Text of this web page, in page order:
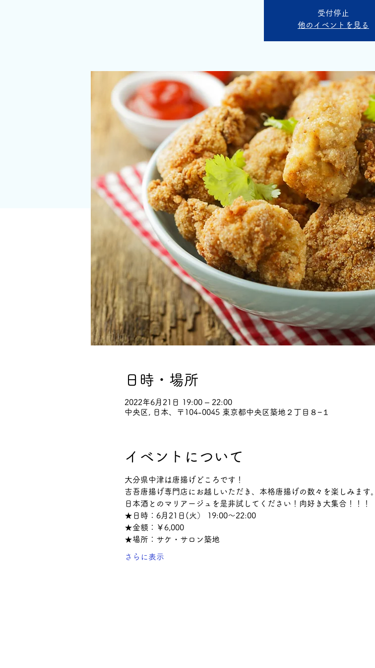
受付停止
他のイベントを見る
日時・場所
2022年6月21日 19:00 – 22:00
中央区, 日本、〒104-0045 東京都中央区築地２丁目８−１
イベントについて
大分県中津は唐揚げどころです！
吉吾唐揚げ専門店にお越しいただき、本格唐揚げの数々を楽しみます。
日本酒とのマリアージュを是非試してください！肉好き大集合！！！
★日時：6月21日(火） 19:00～22:00
★金額：￥6,000
★場所：サケ・サロン築地
さらに表示